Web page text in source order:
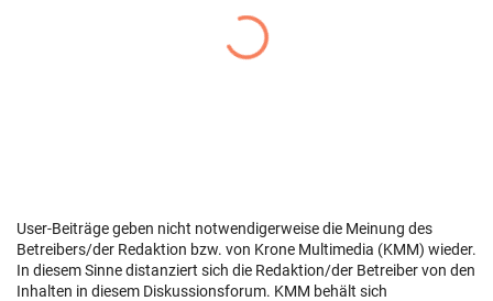
User-Beiträge geben nicht notwendigerweise die Meinung des
Betreibers/der Redaktion bzw. von Krone Multimedia (KMM) wieder.
In diesem Sinne distanziert sich die Redaktion/der Betreiber von den
Inhalten in diesem Diskussionsforum. KMM behält sich